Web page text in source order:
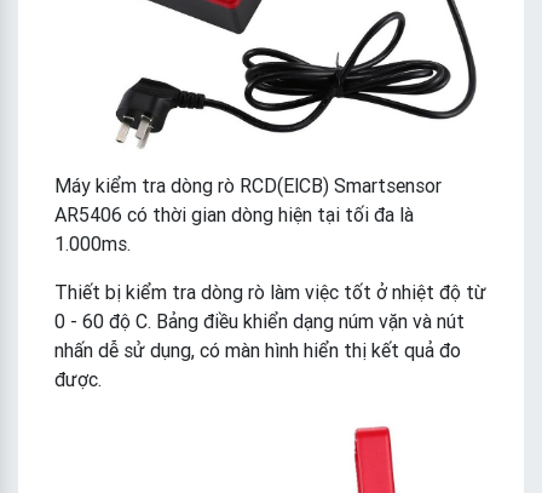
Máy kiểm tra dòng rò RCD(ElCB) Smartsensor
AR5406 có thời gian dòng hiện tại tối đa là
1.000ms.
Thiết bị kiểm tra dòng rò làm việc tốt ở nhiệt độ từ
0 - 60 độ C. Bảng điều khiển dạng núm vặn và nút
nhấn dễ sử dụng, có màn hình hiển thị kết quả đo
được.